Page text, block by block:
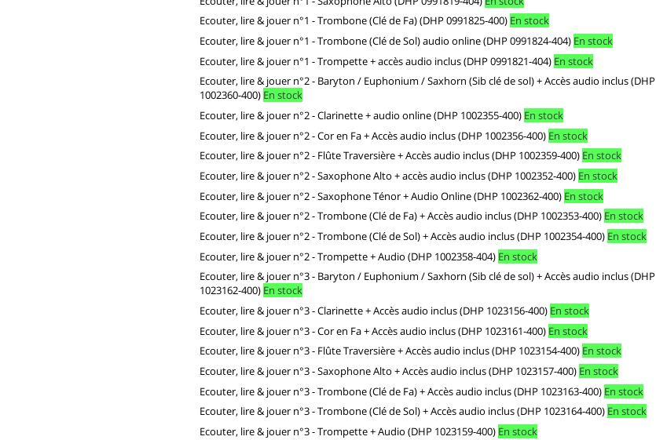
Ecouter, lire & jouer n°1 - Trombone (Clé de Fa) (DHP 0991825-400) En stock
Ecouter, lire & jouer n°1 - Trombone (Clé de Sol) audio online (DHP 0991824-404) En stock
Ecouter, lire & jouer n°1 - Trompette + accès audio inclus (DHP 0991821-404) En stock
Ecouter, lire & jouer n°2 - Baryton / Euphonium / Saxhorn (Sib clé de sol) + Accès audio inclus (DHP
1002360-400) En stock
Ecouter, lire & jouer n°2 - Clarinette + audio online (DHP 1002355-400) En stock
Ecouter, lire & jouer n°2 - Cor en Fa + Accès audio inclus (DHP 1002356-400) En stock
Ecouter, lire & jouer n°2 - Flûte Traversière + Accès audio inclus (DHP 1002359-400) En stock
Ecouter, lire & jouer n°2 - Saxophone Alto + accès audio inclus (DHP 1002352-400) En stock
Ecouter, lire & jouer n°2 - Saxophone Ténor + Audio Online (DHP 1002362-400) En stock
Ecouter, lire & jouer n°2 - Trombone (Clé de Fa) + Accès audio inclus (DHP 1002353-400) En stock
Ecouter, lire & jouer n°2 - Trombone (Clé de Sol) + Accès audio inclus (DHP 1002354-400) En stock
Ecouter, lire & jouer n°2 - Trompette + Audio (DHP 1002358-404) En stock
Ecouter, lire & jouer n°3 - Baryton / Euphonium / Saxhorn (Sib clé de sol) + Accès audio inclus (DHP
1023162-400) En stock
Ecouter, lire & jouer n°3 - Clarinette + Accès audio inclus (DHP 1023156-400) En stock
Ecouter, lire & jouer n°3 - Cor en Fa + Accès audio inclus (DHP 1023161-400) En stock
Ecouter, lire & jouer n°3 - Flûte Traversière + Accès audio inclus (DHP 1023154-400) En stock
Ecouter, lire & jouer n°3 - Saxophone Alto + Accès audio inclus (DHP 1023157-400) En stock
Ecouter, lire & jouer n°3 - Trombone (Clé de Fa) + Accès audio inclus (DHP 1023163-400) En stock
Ecouter, lire & jouer n°3 - Trombone (Clé de Sol) + Accès audio inclus (DHP 1023164-400) En stock
Ecouter, lire & jouer n°3 - Trompette + Audio (DHP 1023159-400) En stock